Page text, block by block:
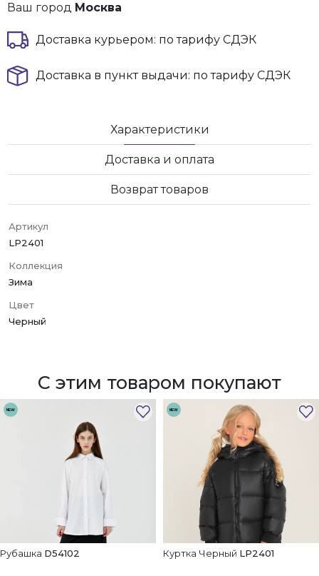
Ваш город Москва
Доставка курьером: по тарифу СДЭК
Доставка в пункт выдачи: по тарифу СДЭК
Характеристики
Доставка и оплата
Возврат товаров
Артикул
LP2401
Коллекция
Зима
Цвет
Черный
С этим товаром покупают
NEW
Рубашка D54102
NEW
Куртка Черный LP2401